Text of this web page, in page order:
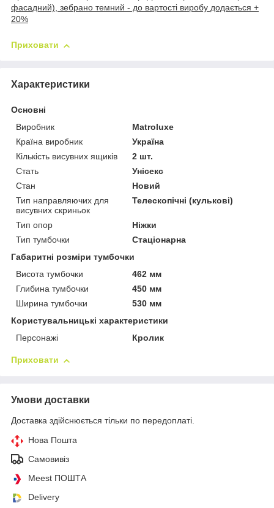
фасадний), зебрано темний - до вартості виробу додається +
20%
Приховати
Характеристики
Основні
Виробник
Matroluxe
Країна виробник
Україна
Кількість висувних ящиків
2 шт.
Стать
Унісекс
Стан
Новий
Тип направляючих для
висувних скриньок
Телескопічні (кулькові)
Тип опор
Ніжки
Тип тумбочки
Стаціонарна
Габаритні розміри тумбочки
Висота тумбочки
462 мм
Глибина тумбочки
450 мм
Ширина тумбочки
530 мм
Користувальницькі характеристики
Персонажі
Кролик
Приховати
Умови доставки
Доставка здійснюється тільки по передоплаті.
Нова Пошта
Самовивіз
Meest ПОШТА
Delivery